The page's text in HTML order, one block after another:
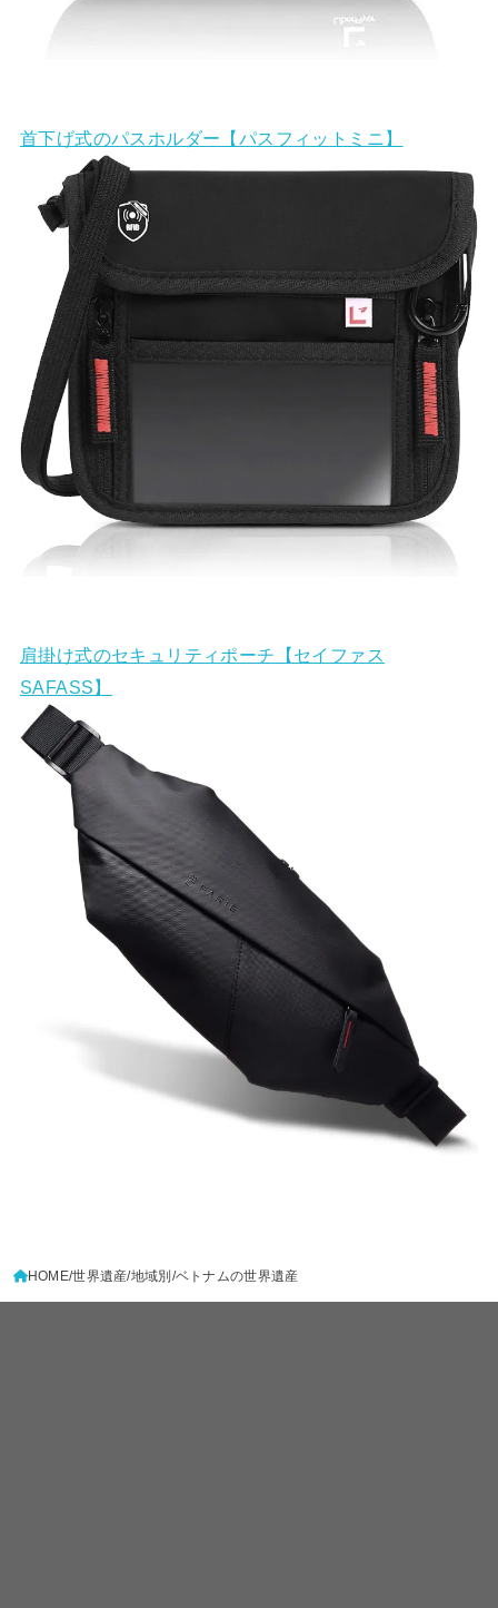
首下げ式のパスホルダー【パスフィットミニ】
肩掛け式のセキュリティポーチ【セイファス
SAFASS】
HOME 世界遺産 地域別 ベトナムの世界遺産